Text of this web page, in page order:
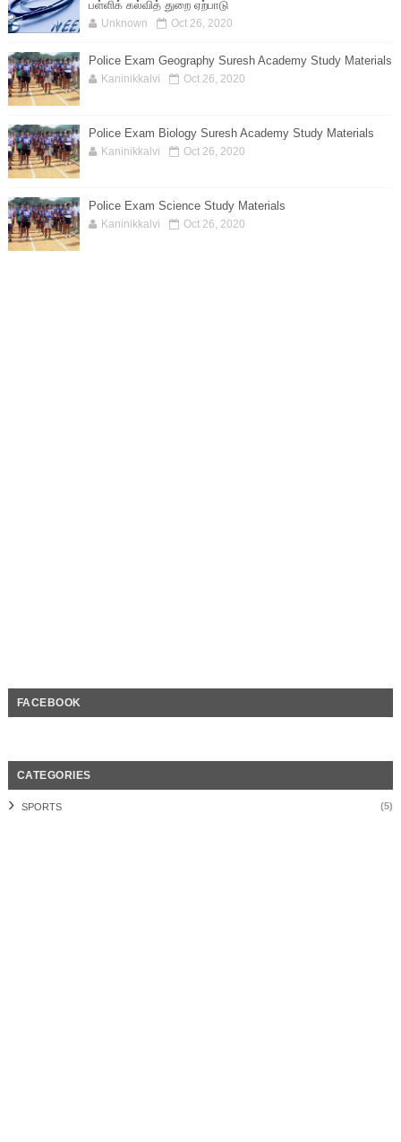
பள்ளிக் கல்வித் துறை ஏற்பாடு
Unknown Oct 26, 2020
Police Exam Geography Suresh Academy Study Materials
Kaninikkalvi Oct 26, 2020
Police Exam Biology Suresh Academy Study Materials
Kaninikkalvi Oct 26, 2020
Police Exam Science Study Materials
Kaninikkalvi Oct 26, 2020
FACEBOOK
CATEGORIES
SPORTS (5)